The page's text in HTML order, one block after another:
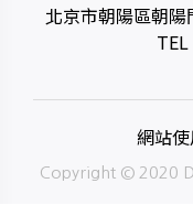
北京市朝陽區朝
TEL
網站
Copyright © 2020